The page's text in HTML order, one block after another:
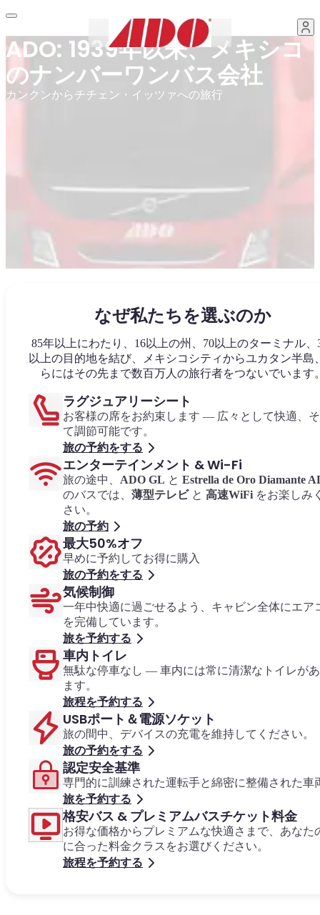
ADO: 1939年以来、メキシコ
のナンバーワンバス会社
カンクンからチチェン・イッツァへの旅行
なぜ私たちを選ぶのか
85年以上にわたり、16以上の州、70以上のターミナル、
以上の目的地を結び、メキシコシティからユカタン半島
らにはその先まで数百万人の旅行者をつないでいます
ラグジュアリーシート
お客様の席をお約束します — 広々として快適、
て調節可能です。
旅の予約をする
エンターテインメント & Wi-Fi
旅の途中、 ADO GL と Estrella de Oro Diamante
のバスでは、 薄型テレビと 高速WiFi をお楽しみ
さい。
旅の予約
最大50%オフ
早めに予約してお得に購入
旅の予約をする
気候制御
一年中快適に過ごせるよう、キャビン全体にエア
を完備しています。
旅を予約する
車内トイレ
無駄な停車なし — 車内には常に清潔なトイレが
ます。
旅程を予約する
USBポート＆電源ソケット
旅の間中、デバイスの充電を維持してください。
旅の予約をする
認定安全基準
専門的に訓練された運転手と綿密に整備された車
旅を予約する
格安バス & プレミアムバスチケット料金
お得な価格からプレミアムな快適さまで、あなた
に合った料金クラスをお選びください。
旅程を予約する